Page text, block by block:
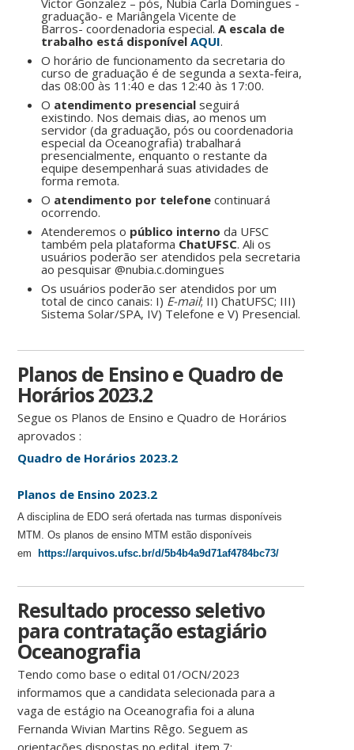
Victor Gonzalez – pós, Nubia Carla Domingues -
graduação- e Mariângela Vicente de
Barros- coordenadoria especial.A escala de
trabalho está disponível AQUI.
O horário de funcionamento da secretaria do
curso de graduação é de segunda a sexta-feira,
das 08:00 às 11:40 e das 12:40 às 17:00.
O atendimento presencial seguirá
existindo. Nos demais dias, ao menos um
servidor (da graduação, pós ou coordenadoria
especial da Oceanografia) trabalhará
presencialmente, enquanto o restante da
equipe desempenhará suas atividades de
forma remota.
O atendimento por telefone continuará
ocorrendo.
Atenderemos o público interno da UFSC
também pela plataforma ChatUFSC. Ali os
usuários poderão ser atendidos pela secretaria
ao pesquisar @nubia.c.domingues
Os usuários poderão ser atendidos por um
total de cinco canais: I) E-mail; II) ChatUFSC; III)
Sistema Solar/SPA, IV) Telefone e V) Presencial.
Planos de Ensino e Quadro de
Horários 2023.2
Segue os Planos de Ensino e Quadro de Horários
aprovados :
Quadro de Horários 2023.2
Planos de Ensino 2023.2
A disciplina de EDO será ofertada nas turmas disponíveis
MTM. Os planos de ensino MTM estão disponíveis
em
https://arquivos.ufsc.br/d/5b4b4a9d71af4784bc73/
Resultado processo seletivo
para contratação estagiário
Oceanografia
Tendo como base o edital 01/OCN/2023
informamos que a candidata selecionada para a
vaga de estágio na Oceanografia foi a aluna
Fernanda Wivian Martins Rêgo. Seguem as